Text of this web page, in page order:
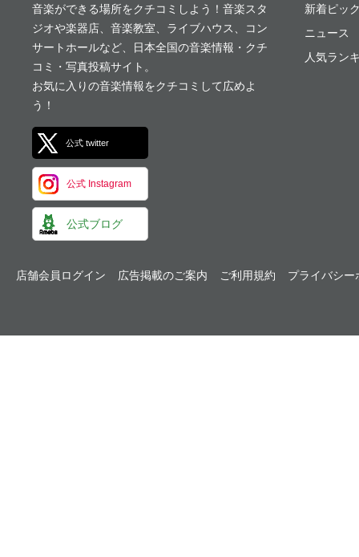
音楽ができる場所をクチコミしよう！音楽スタ
ジオや楽器店、音楽教室、ライブハウス、コン
サートホールなど、日本全国の音楽情報・クチ
コミ・写真投稿サイト。
お気に入りの音楽情報をクチコミして広めよ
う！
公式 twitter
公式 Instagram
公式ブログ
新着ピッ
ニュース
人気ラン
店舗会員ログイン 広告掲載のご案内 ご利用規約 プライバシー